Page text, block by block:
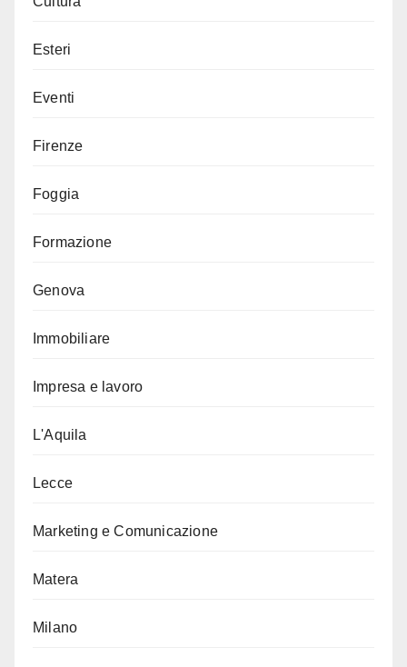
Esteri
Eventi
Firenze
Foggia
Formazione
Genova
Immobiliare
Impresa e lavoro
L'Aquila
Lecce
Marketing e Comunicazione
Matera
Milano